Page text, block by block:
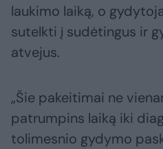
laukimo laiką, o
sutelkti į sudėtingus ir
atvejus.
„Šie pakeitimai ne
patrumpins laiką iki
tolimesnio gydymo